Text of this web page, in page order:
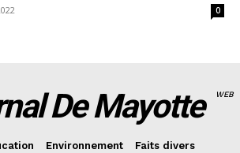
0
De Mayotte WEB
Environnement
Faits divers